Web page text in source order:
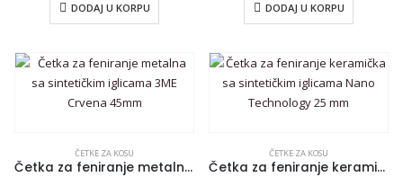
DODAJ U KORPU DODAJ U KORPU
ČETKE ZA KOSU
Četka za feniranje metalna sa sintetičkim iglicama 3ME Crvena 45mm
ČETKE ZA KOSU
Četka za feniranje keramička sa sintetičkim iglicama Nano Technology 25 mm